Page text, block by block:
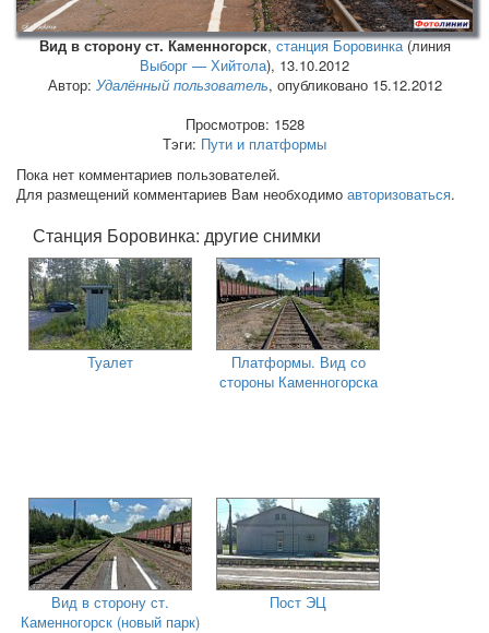
Вид в сторону ст. Каменногорск,станция Боровинка (линия
Выборг — Хийтола), 13.10.2012
Автор: Удалённый пользователь, опубликовано 15.12.2012
Просмотров: 1528
Тэги: Пути и платформы
Пока нет комментариев пользователей.
Для размещений комментариев Вам необходимо авторизоваться.
Станция Боровинка: другие снимки
Туалет
Платформы. Вид со
стороны Каменногорска
Вид в сторону ст.
Каменногорск (новый парк)
Пост ЭЦ